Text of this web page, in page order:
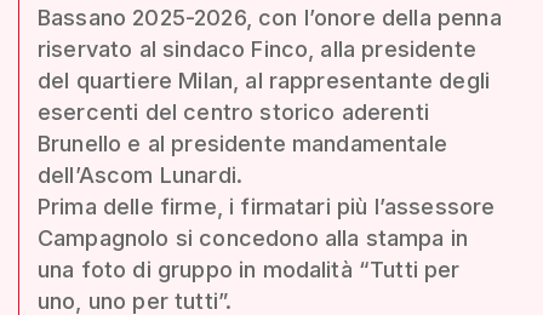
Bassano 2025-2026, con l’onore della penna
riservato al sindaco Finco, alla presidente
del quartiere Milan, al rappresentante degli
esercenti del centro storico aderenti
Brunello e al presidente mandamentale
dell’Ascom Lunardi.
Prima delle firme, i firmatari più l’assessore
Campagnolo si concedono alla stampa in
una foto di gruppo in modalità “Tutti per
uno, uno per tutti”.